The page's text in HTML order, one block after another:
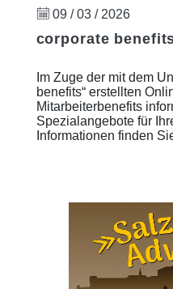
09 / 03 / 2026
corporate
Im Zuge der mit dem
benefits“ erstellten
Mitarbeiterbenefits
Spezialangebote für
Informationen finden